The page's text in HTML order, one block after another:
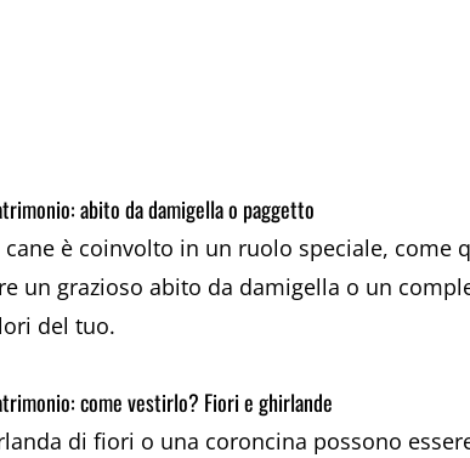
abito da damigella o paggetto
cane è coinvolto in un ruolo speciale,
un grazioso abito da damigella o un
del tuo.
come vestirlo? Fiori e ghirlande
di fiori o una coroncina possono